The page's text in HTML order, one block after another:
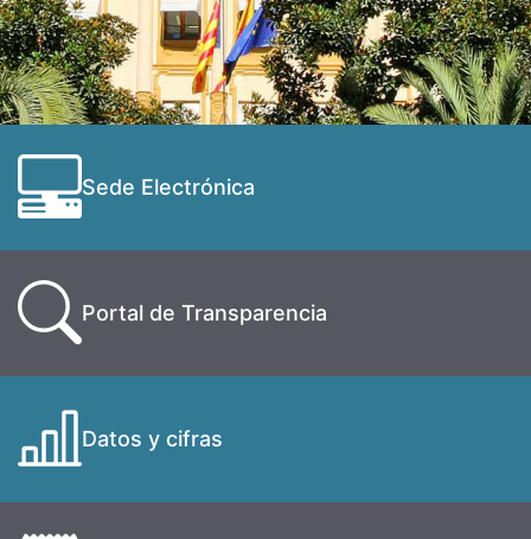
Sede Electrónica
Portal de Transparencia
Datos y cifras